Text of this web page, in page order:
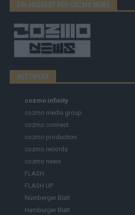
EIN ANGEBOT DER COZMO NEWS
NETZWERK
cozmo infinity
cozmo media group
cozmo connect
cozmo production
cozmo records
cozmo news
FLASH
FLASH UP
Nürnberger Blatt
Hamburger Blatt